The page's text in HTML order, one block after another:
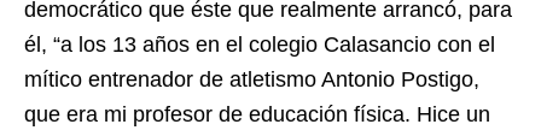
democrático que éste que realmente arrancó, para
él, “a los 13 años en el colegio Calasancio con el
mítico entrenador de atletismo Antonio Postigo,
que era mi profesor de educación física. Hice un